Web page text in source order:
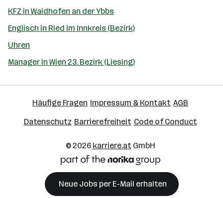
KFZ in Waidhofen an der Ybbs
Englisch in Ried im Innkreis (Bezirk)
Uhren
Manager in Wien 23. Bezirk (Liesing)
Häufige Fragen Impressum & Kontakt AGB
Datenschutz Barrierefreiheit Code of Conduct
© 2026 karriere.atGmbH
Neue Jobs per E-Mail erhalten